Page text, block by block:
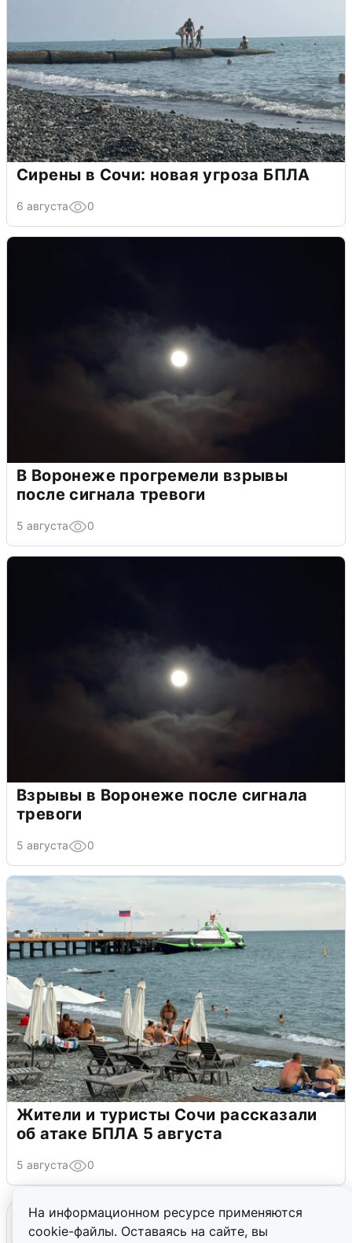
На информационном ресурсе применяются
cookie-файлы. Оставаясь на сайте, вы
Сирены в Сочи: новая угроза БПЛА
6 августа 0
В Воронеже прогремели взрывы
после сигнала тревоги
5 августа 0
Взрывы в Воронеже после сигнала
тревоги
5 августа 0
Жители и туристы Сочи рассказали
об атаке БПЛА 5 августа
5 августа 0